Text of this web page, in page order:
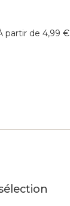
partir de 4,99 €